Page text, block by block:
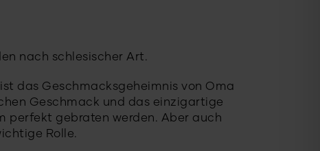
nach schlesischer Art.
das Geschmacksgeheimnis von Oma
Geschmack und das einzigartige
perfekt gebraten werden. Aber auch
Rolle.